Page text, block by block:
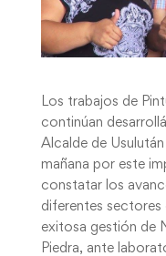
Los trabajos de
continúan
Alcalde de
mañana por este
constatar los
diferentes sectores
exitosa gestión de
Piedra, ante